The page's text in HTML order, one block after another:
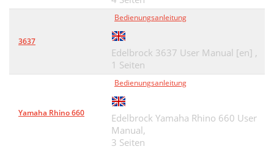
3637
Bedienungsanleitung
Edelbrock 3637 User Manual [en] ,
1 Seiten
Yamaha Rhino 660
Bedienungsanleitung
Edelbrock Yamaha Rhino 660 User
Manual,
3 Seiten